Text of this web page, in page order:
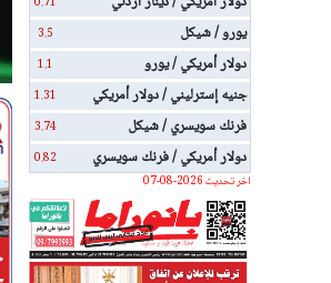
يورو / شيكل 3.5
دولار أمريكي / يورو 1.1
جنيه إسترليني / دولار أمريكي 1.31
فرنك سويسري / شيكل 3.74
دولار أمريكي / فرنك سويسري
0.82
اخر تحديث 2026-08-07